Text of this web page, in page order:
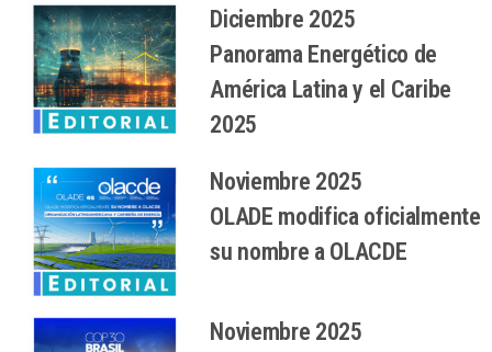
Diciembre 2025
Panorama Energético de
América Latina y el Caribe
2025
Noviembre 2025
OLADE modifica oficialmente
su nombre a OLACDE
Noviembre 2025